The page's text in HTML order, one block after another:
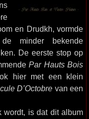
en Drudkh, vormde
minder bekende
De eerste stop op
Par Hauts Bois
hier met een klein
D’Octobre van een
wordt, is dat dit album